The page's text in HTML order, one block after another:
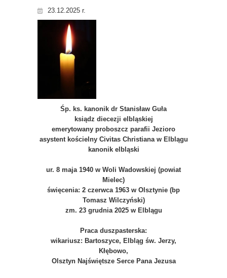
23.12.2025 r.
Śp. ks. kanonik dr Stanisław Guła
ksiądz diecezji elbląskiej
emerytowany proboszcz parafii Jezioro
asystent kościelny Civitas Christiana w Elblągu
kanonik elbląski
ur. 8 maja 1940 w Woli Wadowskiej (powiat
Mielec)
święcenia: 2 czerwca 1963 w Olsztynie (bp
Tomasz Wilczyński)
zm. 23 grudnia 2025 w Elblągu
Praca duszpasterska:
wikariusz: Bartoszyce, Elbląg św. Jerzy,
Kłębowo,
Olsztyn Najświętsze Serce Pana Jezusa